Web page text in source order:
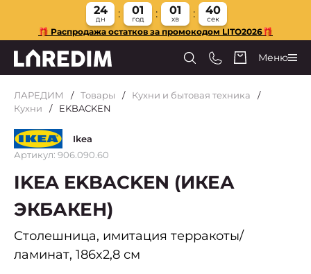
24
дн
01
год
01
хв
40
сек
🎁 Распродажа остатков за промокодом LITO2026🎁
Меню
ЛАРЕДИМ Товары
Кухни и бытовая техника
Кухни
EKBACKEN
Ikea
Артикул: 906.090.60
IKEA EKBACKEN (ИКЕА
ЭКБАКЕН)
Столешница, имитация терракоты/
ламинат, 186x2,8 см